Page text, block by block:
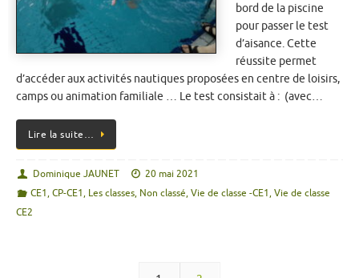
bord de la piscine
pour passer le test
d’aisance. Cette
réussite permet
d’accéder aux activités nautiques proposées en centre de loisirs,
camps ou animation familiale … Le test consistait à : (avec…
Lire la suite…
Dominique JAUNET
20 mai 2021
CE1,CP-CE1, Les classes, Non classé,Vie de classe -CE1,Vie de classe
CE2